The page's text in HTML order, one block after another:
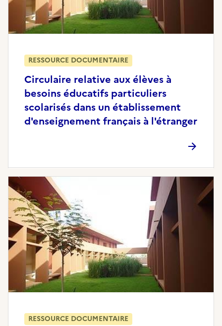
Circulaire relative aux élèves à
besoins éducatifs particuliers
scolarisés dans un établissement
d'enseignement français à l'étranger
RESSOURCE DOCUMENTAIRE
RESSOURCE DOCUMENTAIRE